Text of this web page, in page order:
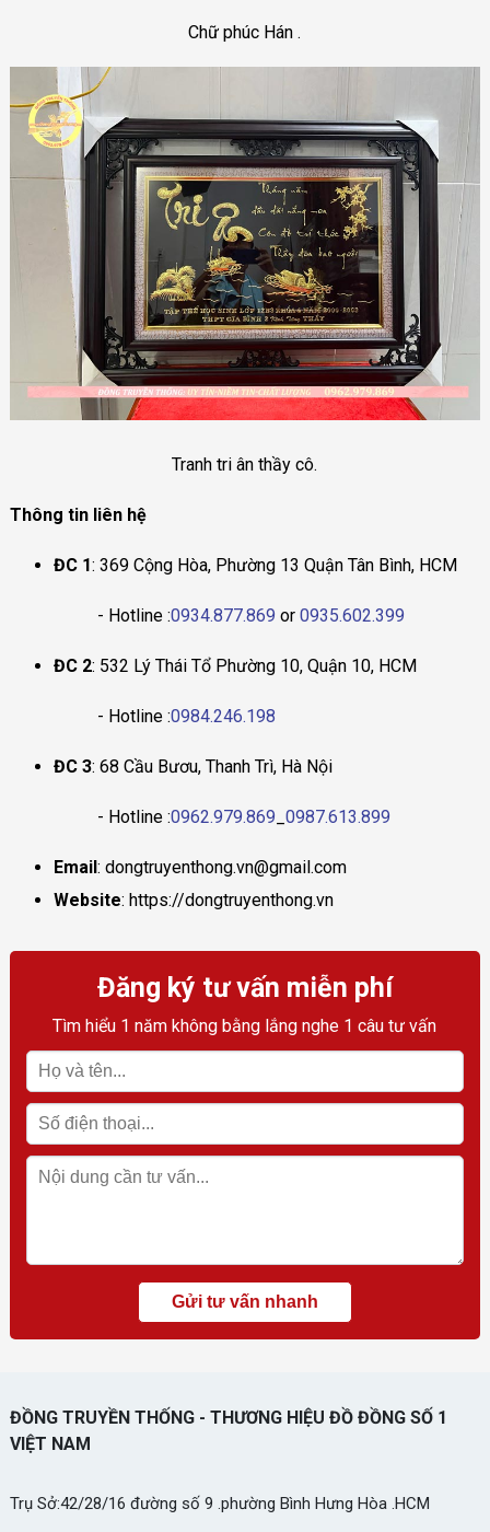
Chữ phúc Hán .
Tranh tri ân thầy cô.
Thông tin liên hệ
ĐC 1: 369 Cộng Hòa, Phường 13 Quận Tân Bình, HCM
- Hotline :0934.877.869 or 0935.602.399
ĐC 2: 532 Lý Thái Tổ Phường 10, Quận 10, HCM
- Hotline :0984.246.198
ĐC 3: 68 Cầu Bươu, Thanh Trì, Hà Nội
- Hotline :0962.979.869 0987.613.899
Email: dongtruyenthong.vn@gmail.com
Website: https://dongtruyenthong.vn
Đăng ký tư vấn miễn phí
Tìm hiểu 1 năm không bằng lắng nghe 1 câu tư vấn
ĐỒNG TRUYỀN THỐNG - THƯƠNG HIỆU ĐỒ ĐỒNG SỐ 1
VIỆT NAM
Trụ Sở:42/28/16 đường số 9 .phường Bình Hưng Hòa .HCM